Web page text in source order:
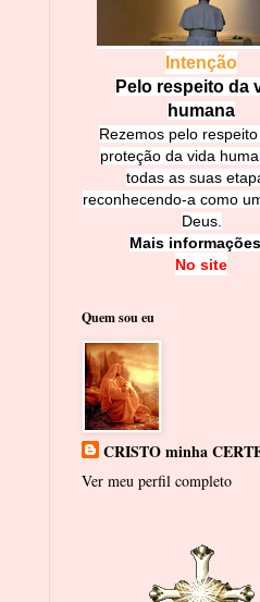
Intenção
Pelo respeito da
humana
Rezemos pelo
proteção da vida
todas as suas
reconhecendo-a como
Deus.
Mais
No site
Quem sou eu
CRISTO minha
Ver meu perfil completo